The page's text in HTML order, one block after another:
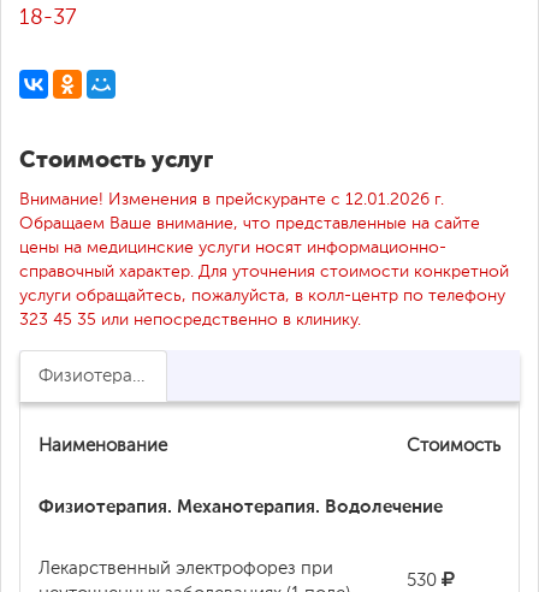
18-37
Стоимость услуг
Внимание! Изменения в прейскуранте с 12.01.2026 г.
Обращаем Ваше внимание, что представленные на сайте
цены на медицинские услуги носят информационно-
справочный характер. Для уточнения стоимости конкретной
услуги обращайтесь, пожалуйста, в колл-центр по телефону
323 45 35 или непосредственно в клинику.
Наименование Стоимость
Физиотерапия. Механотерапия. Водолечение
Лекарственный электрофорез при
530